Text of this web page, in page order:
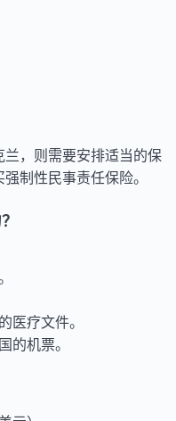
，则需要安排适当的保
制性民事责任保险。
医疗文件。
的机票。